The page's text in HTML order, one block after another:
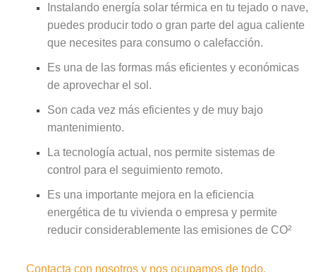
Instalando energía solar térmica en tu tejado o nave,
puedes producir todo o gran parte del agua caliente
que necesites para consumo o calefacción.
Es una de las formas más eficientes y económicas
de aprovechar el sol.
Son cada vez más eficientes y de muy bajo
mantenimiento.
La tecnología actual, nos permite sistemas de
control para el seguimiento remoto.
Es una importante mejora en la eficiencia
energética de tu vivienda o empresa y permite
reducir considerablemente las emisiones de CO²
Contacta con nosotros y nos ocupamos de todo.